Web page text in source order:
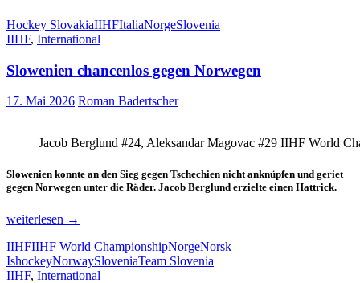
Hockey SlovakiaIIHFItaliaNorgeSlovenia
IIHF, International
Slowenien chancenlos gegen Norwegen
17. Mai 2026 Roman Badertscher
Jacob Berglund #24, Aleksandar Magovac #29 IIHF World
Slowenien konnte an den Sieg gegen Tschechien nicht anknüpfen und geriet
gegen Norwegen unter die Räder. Jacob Berglund erzielte einen Hattrick.
Slowenien
gegen
Norwegen
weiterlesen →
IIHFIIHF World ChampionshipNorgeNorsk
IshockeyNorwaySloveniaTeam Slovenia
IIHF, International